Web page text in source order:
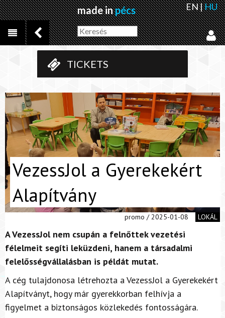
made inpécs EN|HU
TICKETS
VezessJol a Gyerekekért
Alapítvány
promo / 2025-01-08 LOKÁL
A VezessJol nem csupán a felnőttek vezetési
félelmeit segíti leküzdeni, hanem a társadalmi
felelősségvállalásban is példát mutat.
A cég tulajdonosa létrehozta a VezessJol a Gyerekekért
Alapítványt, hogy már gyerekkorban felhívja a
figyelmet a biztonságos közlekedés fontosságára.